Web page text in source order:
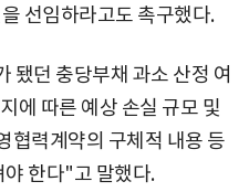
선임하라고도 촉구했다.
됐던 충당부채 과소 산정 여
에 따른 예상 손실 규모 및
협력계약의 구체적 내용 등
한다"고 말했다.